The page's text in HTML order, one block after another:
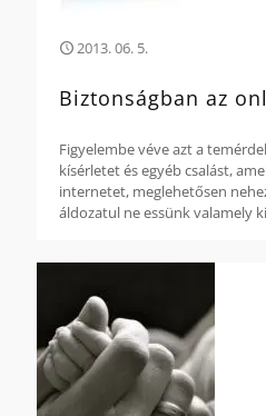
2013. 06. 5.
Biztonságban az
Figyelembe véve azt a
kísérletet és egyéb csalást,
internetet, meglehetősen
áldozatul ne essünk valamely